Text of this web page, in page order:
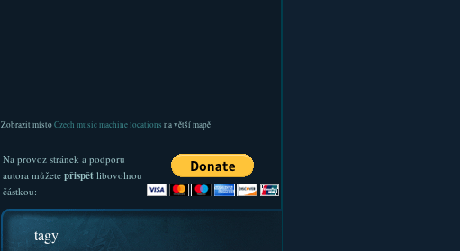
Zobrazit místoCzech music machine locations na větší mapě
Na provoz stránek a podporu
autora můžete přispětlibovolnou
částkou:
tagy